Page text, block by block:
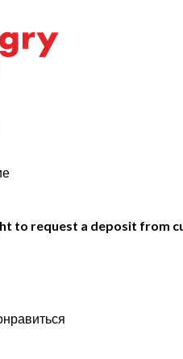
to request a deposit from